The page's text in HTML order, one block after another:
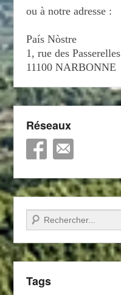
ou à notre adresse :
País Nòstre
1, rue des Passerelles
11100 NARBONNE
Réseaux
Recherche
Tags